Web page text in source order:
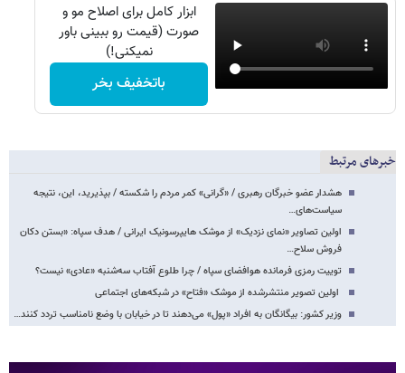
ابزار کامل برای اصلاح مو و
صورت (قیمت رو ببینی باور
نمیکنی!)
باتخفیف بخر
خبرهای مرتبط
هشدار عضو خبرگان رهبری / «گرانی» کمر مردم را شکسته / بپذیرید، این، نتیجه
سیاست‌های…
اولین تصاویر «نمای نزدیک» از موشک هایپرسونیک ایرانی / هدف سپاه: «بستن دکان
فروش سلاح…
توییت رمزی فرمانده هوافضای سپاه / چرا طلوع آفتاب سه‌شنبه «عادی» نیست؟
اولین تصویر منتشرشده از موشک «فتاح» در شبکه‌های اجتماعی
وزیر کشور: بیگانگان به افراد «پول» می‌دهند تا در خیابان با وضع نامناسب تردد کنند…